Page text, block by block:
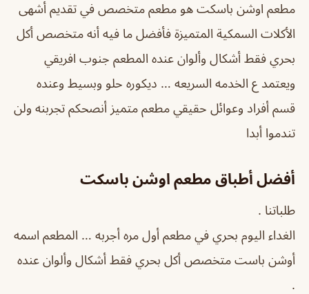
مطعم اوشن باسكت هو مطعم متخصص في تقديم أشهى
الأكلات السمكية المتميزة فأفضل ما فيه أنه متخصص أكل
بحري فقط أشكال وألوان عنده المطعم جنوب افريقي
ويعتمد ع الخدمه السريعه … ديكوره حلو وبسيط وعنده
قسم أفراد وعوائل حقيقي مطعم متميز أنصحكم تجربنه ولن
تندموا أبدا
أفضل أطباق مطعم اوشن باسكت
طلباتنا .
الغداء اليوم بحري في مطعم أول مره أجربه … المطعم اسمه
أوشن باست متخصص أكل بحري فقط أشكال وألوان عنده
.